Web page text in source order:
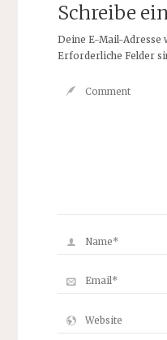
Schreibe
Deine E-Mail-
Erforderliche Felder